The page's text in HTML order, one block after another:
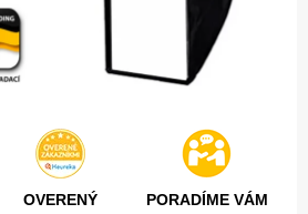
OVERENÝ
PORADÍME VÁM